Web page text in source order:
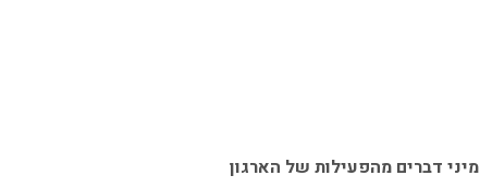
דברים מהפעילות של הארגון